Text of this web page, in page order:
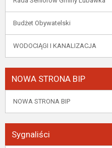
Budżet Obywatelski
WODOCIĄGI I KANALIZACJA
NOWA STRONA BIP
NOWA STRONA BIP
Sygnaliści